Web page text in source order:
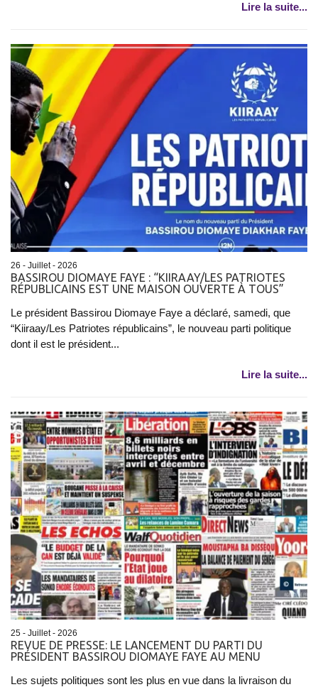
Lire la suite...
26 - Juillet - 2026
BASSIROU DIOMAYE FAYE : “KIIRAAY/LES PATRIOTES
RÉPUBLICAINS EST UNE MAISON OUVERTE À TOUS”
Le président Bassirou Diomaye Faye a déclaré, samedi, que
“Kiiraay/Les Patriotes républicains”, le nouveau parti politique
dont il est le président...
Lire la suite...
25 - Juillet - 2026
REVUE DE PRESSE: LE LANCEMENT DU PARTI DU
PRÉSIDENT BASSIROU DIOMAYE FAYE AU MENU
Les sujets politiques sont les plus en vue dans la livraison du